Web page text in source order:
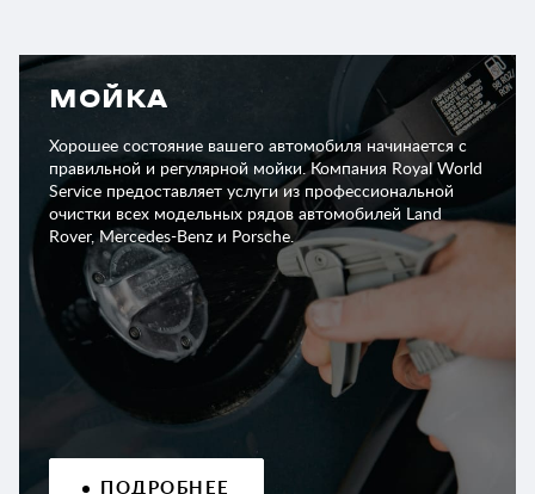
МОЙКА
Хорошее состояние вашего автомобиля начинается с
правильной и регулярной мойки. Компания Royal World
Service предоставляет услуги из профессиональной
очистки всех модельных рядов автомобилей Land
Rover, Mercedes-Benz и Porsche.
ПОДРОБНЕЕ